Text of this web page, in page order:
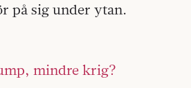
på sig under ytan.
mindre krig?